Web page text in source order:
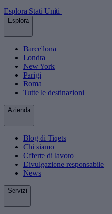
Esplora Stati Uniti
Esplora
Barcellona
Londra
New York
Parigi
Roma
Tutte le destinazioni
Azienda
Blog di Tiqets
Chi siamo
Offerte di lavoro
Divulgazione responsabile
News
Servizi